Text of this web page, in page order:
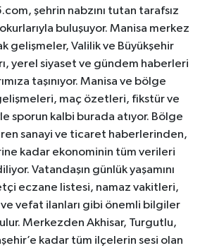
şehrin nabzını tutan tarafsız
okurlarıyla buluşuyor. Manisa merkez
gelişmeler, Valilik ve Büyükşehir
yerel siyaset ve gündem haberleri
taşınıyor. Manisa ve bölge
maç özetleri, fikstür ve
sporun kalbi burada atıyor. Bölge
sanayi ve ticaret haberlerinden,
kadar ekonominin tüm verileri
Vatandaşın günlük yaşamını
eczane listesi, namaz vakitleri,
ve vefat ilanları gibi önemli bilgiler
Merkezden Akhisar, Turgutlu,
kadar tüm ilçelerin sesi olan